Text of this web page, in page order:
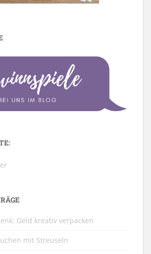
Geld kreativ verpacken
mit Streuseln